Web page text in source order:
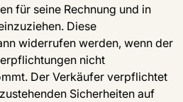
für seine Rechnung und in
Diese
widerrufen werden, wenn der
nicht
Der Verkäufer verpflichtet
Sicherheiten auf